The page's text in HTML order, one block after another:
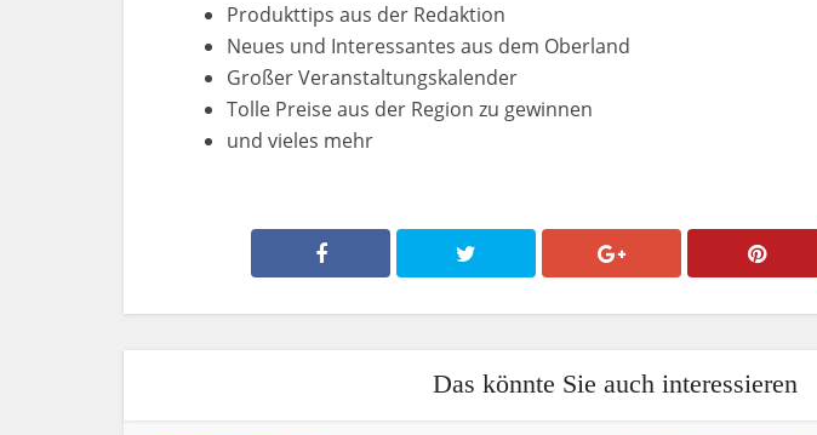
Produkttips aus der Redaktion
Neues und Interessantes aus dem Oberland
Großer Veranstaltungskalender
Tolle Preise aus der Region zu gewinnen
und vieles mehr
Das könnte Sie auch interessieren